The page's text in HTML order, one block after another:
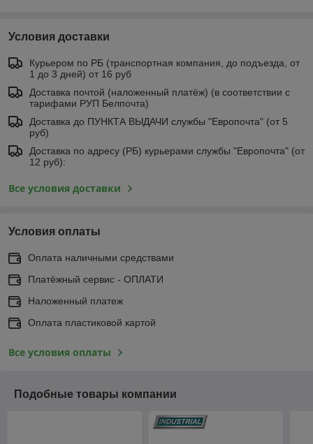
Условия доставки
Курьером по РБ (транспортная компания, до подъезда, от
1 до 3 дней) от 16 руб
Доставка почтой (наложенный платёж) (в соответствии с
тарифами РУП Белпочта)
Доставка до ПУНКТА ВЫДАЧИ службы "Европочта" (от 5
руб)
Доставка по адресу (РБ) курьерами службы "Европочта" (от
12 руб):
Все условия доставки
Условия оплаты
Оплата наличными средствами
Платёжный сервис - ОПЛАТИ
Наложенный платеж
Оплата пластиковой картой
Все условия оплаты
Подобные товары компании